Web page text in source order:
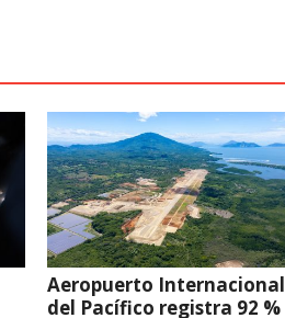
Aeropuerto Internacional
del Pacífico registra 92 %